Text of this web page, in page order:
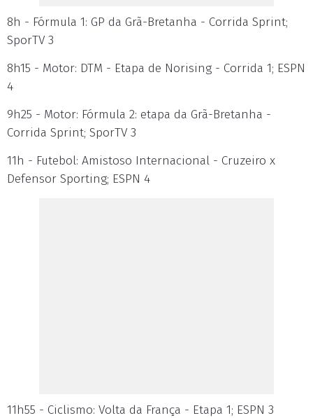
8h - Fórmula 1: GP da Grã-Bretanha - Corrida Sprint;
SporTV 3
8h15 - Motor: DTM - Etapa de Norising - Corrida 1; ESPN
4
9h25 - Motor: Fórmula 2: etapa da Grã-Bretanha -
Corrida Sprint; SporTV 3
11h - Futebol: Amistoso Internacional - Cruzeiro x
Defensor Sporting; ESPN 4
11h55 - Ciclismo: Volta da França - Etapa 1; ESPN 3